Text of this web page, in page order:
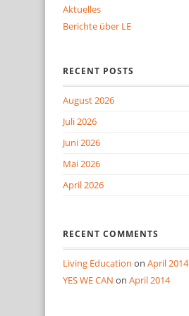
Aktuelles
Berichte über LE
RECENT POSTS
August 2026
Juli 2026
Juni 2026
Mai 2026
April 2026
RECENT COMMENTS
Living Education on April 2014
YES WE CAN on April 2014